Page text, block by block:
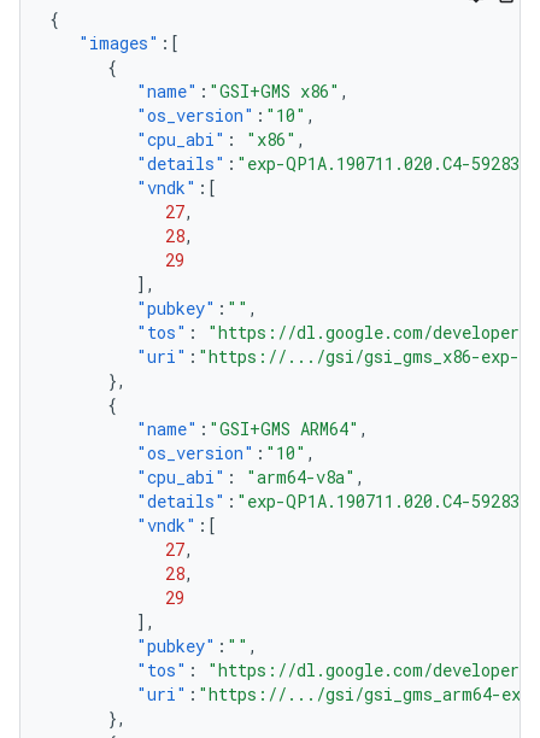
{
"images" :[
{
"name" : "GSI+GMS x86" ,
"os_version" : "10" ,
"cpu_abi" : "x86" ,
"details" : "exp-QP1A.190711.020.C4-
"vndk" :[
27,
28,
29
],
"pubkey" : "" ,
"tos" :
"https://dl.google.com/
"uri" : "https://.../gsi/gsi_gms_x86-exp-
},
{
"name" : "GSI+GMS ARM64" ,
"os_version" : "10" ,
"cpu_abi" : "arm64-v8a" ,
"details" : "exp-QP1A.190711.020.C4-
"vndk" :[
27,
28,
29
],
"pubkey" : "" ,
"tos" :
"https://dl.google.com/
"uri" : "https://.../gsi/gsi_gms_arm64-exp-
},